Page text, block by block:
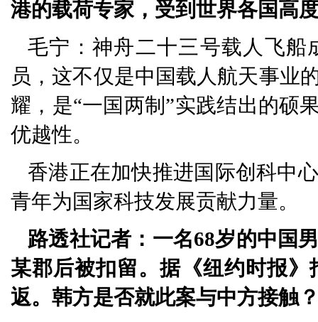
港的载荷专家，受到世界各国高
毛宁：神舟二十三号载人飞船
员，这不仅是中国载人航天事业
耀，是“一国两制”实践结出的硕
优越性。
香港正在加快推进国际创科中
青年为国家科技发展贡献力量。
路透社记者：一名68岁的中国
某郡后被扣留。据《纽约时报
返。韩方是否就此案与中方接触